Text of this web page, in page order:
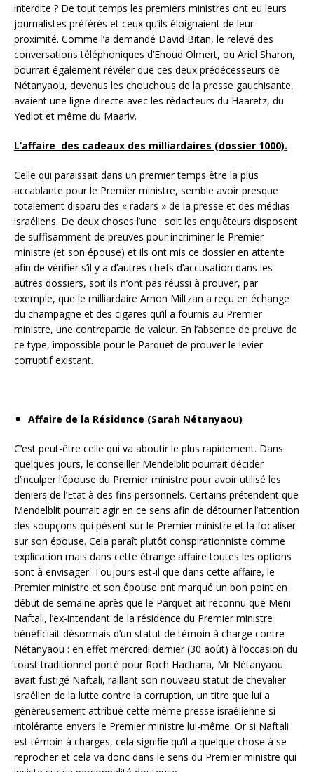
interdite ? De tout temps les premiers ministres ont eu leurs
journalistes préférés et ceux qu’ils éloignaient de leur
proximité. Comme l’a demandé David Bitan, le relevé des
conversations téléphoniques d’Ehoud Olmert, ou Ariel Sharon,
pourrait également révéler que ces deux prédécesseurs de
Nétanyaou, devenus les chouchous de la presse gauchisante,
avaient une ligne directe avec les rédacteurs du Haaretz, du
Yediot et même du Maariv.
L’affaire des cadeaux des milliardaires (dossier 1000).
Celle qui paraissait dans un premier temps être la plus
accablante pour le Premier ministre, semble avoir presque
totalement disparu des « radars » de la presse et des médias
israéliens. De deux choses l’une : soit les enquêteurs disposent
de suffisamment de preuves pour incriminer le Premier
ministre (et son épouse) et ils ont mis ce dossier en attente
afin de vérifier s’il y a d’autres chefs d’accusation dans les
autres dossiers, soit ils n’ont pas réussi à prouver, par
exemple, que le milliardaire Arnon Miltzan a reçu en échange
du champagne et des cigares qu’il a fournis au Premier
ministre, une contrepartie de valeur. En l’absence de preuve de
ce type, impossible pour le Parquet de prouver le levier
corruptif existant.
Affaire de la Résidence (Sarah Nétanyaou)
C’est peut-être celle qui va aboutir le plus rapidement. Dans
quelques jours, le conseiller Mendelblit pourrait décider
d’inculper l’épouse du Premier ministre pour avoir utilisé les
deniers de l’Etat à des fins personnels. Certains prétendent que
Mendelblit pourrait agir en ce sens afin de détourner l’attention
des soupçons qui pèsent sur le Premier ministre et la focaliser
sur son épouse. Cela paraît plutôt conspirationniste comme
explication mais dans cette étrange affaire toutes les options
sont à envisager. Toujours est-il que dans cette affaire, le
Premier ministre et son épouse ont marqué un bon point en
début de semaine après que le Parquet ait reconnu que Meni
Naftali, l’ex-intendant de la résidence du Premier ministre
bénéficiait désormais d’un statut de témoin à charge contre
Nétanyaou : en effet mercredi dernier (30 août) à l’occasion du
toast traditionnel porté pour Roch Hachana, Mr Nétanyaou
avait fustigé Naftali, raillant son nouveau statut de chevalier
israélien de la lutte contre la corruption, un titre que lui a
généreusement attribué cette même presse israélienne si
intolérante envers le Premier ministre lui-même. Or si Naftali
est témoin à charges, cela signifie qu’il a quelque chose à se
reprocher et cela va donc dans le sens du Premier ministre qui